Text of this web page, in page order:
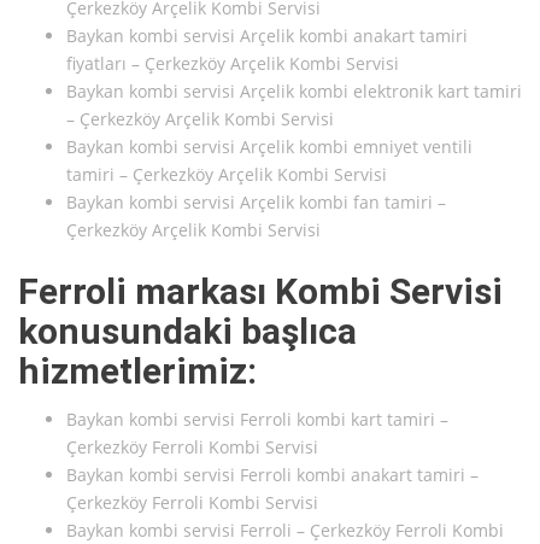
Çerkezköy Arçelik Kombi Servisi
Baykan kombi servisi Arçelik kombi anakart tamiri
fiyatları – Çerkezköy Arçelik Kombi Servisi
Baykan kombi servisi Arçelik kombi elektronik kart tamiri
– Çerkezköy Arçelik Kombi Servisi
Baykan kombi servisi Arçelik kombi emniyet ventili
tamiri – Çerkezköy Arçelik Kombi Servisi
Baykan kombi servisi Arçelik kombi fan tamiri –
Çerkezköy Arçelik Kombi Servisi
Ferroli markası Kombi Servisi
konusundaki başlıca
hizmetlerimiz:
Baykan kombi servisi Ferroli kombi kart tamiri –
Çerkezköy Ferroli Kombi Servisi
Baykan kombi servisi Ferroli kombi anakart tamiri –
Çerkezköy Ferroli Kombi Servisi
Baykan kombi servisi Ferroli – Çerkezköy Ferroli Kombi